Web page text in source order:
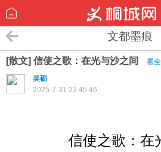
文都墨痕
[散文] 信使之歌：在光与沙之间
看
吴砺
2025-7-31 23:45:46
信使之歌：在